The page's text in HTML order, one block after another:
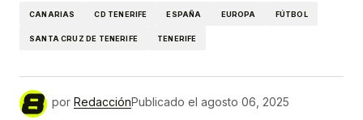
CANARIAS CD TENERIFE ESPAÑA EUROPA FÚTBOL
SANTA CRUZ DE TENERIFE TENERIFE
por RedacciónPublicado el agosto 06, 2025